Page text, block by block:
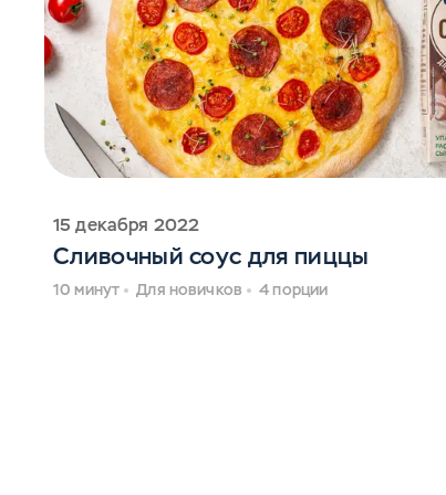
15 декабря 2022
Сливочный соус для пиццы
10 минут Для новичков 4 порции